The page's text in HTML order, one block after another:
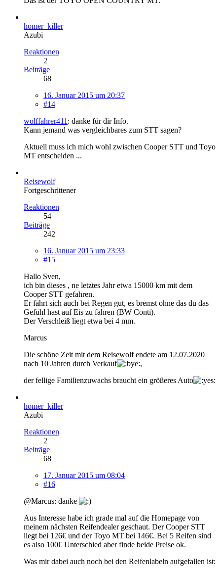
homer_killer
Azubi
Reaktionen
2
Beiträge
68
16. Januar 2015 um 20:37
#14
wolffahrer411 : danke für dir Info.
Kann jemand was vergleichbares zum STT sagen?
Aktuell muss ich mich wohl zwischen Cooper STT und Toyo
MT entscheiden ...
Reisewolf
Fortgeschrittener
Reaktionen
54
Beiträge
242
16. Januar 2015 um 23:33
#15
Hallo Sven,
ich bin dieses , ne letztes Jahr etwa 15000 km mit dem
Cooper STT gefahren.
Er fährt sich auch bei Regen gut, es bremst ohne das du das
Gefühl hast auf Eis zu fahren (BW Conti).
Der Verschleiß liegt etwa bei 4 mm.
Marcus
Die schöne Zeit mit dem Reisewolf endete am 12.07.2020
nach 10 Jahren durch Verkauf
,
der fellige Familienzuwachs braucht ein größeres Auto
homer_killer
Azubi
Reaktionen
2
Beiträge
68
17. Januar 2015 um 08:04
#16
@Marcus: danke
Aus Interesse habe ich grade mal auf die Homepage von
meinem nächsten Reifendealer geschaut. Der Cooper STT
liegt bei 126€ und der Toyo MT bei 146€. Bei 5 Reifen sind
es also 100€ Unterschied aber finde beide Preise ok.
Was mir dabei auch noch bei den Reifenlabeln aufgefallen ist: